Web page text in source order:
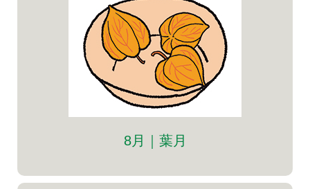
8月｜葉月